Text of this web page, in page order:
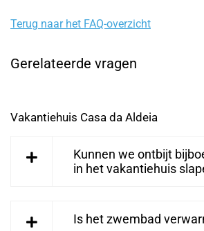
Terug naar het FAQ-overzicht
Gerelateerde vragen
Vakantiehuis Casa da Aldeia
Kunnen we ontbijt
in het vakantiehuis
Is het zwembad